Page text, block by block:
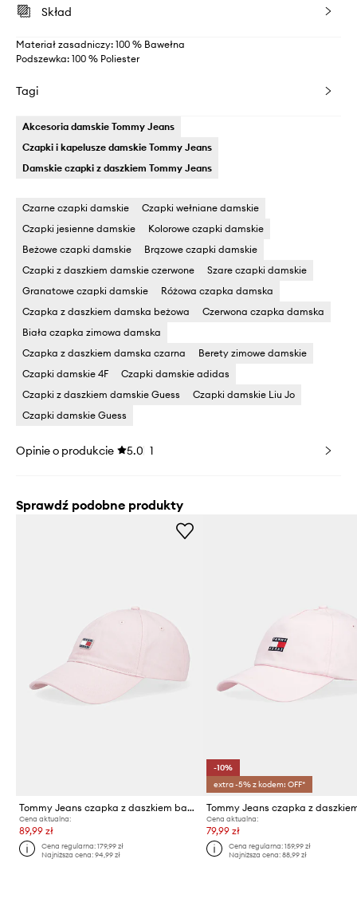
Skład
Materiał zasadniczy: 100 % Bawełna
Podszewka: 100 % Poliester
Tagi
Akcesoria damskie Tommy Jeans
Czapki i kapelusze damskie Tommy Jeans
Damskie czapki z daszkiem Tommy Jeans
Czarne czapki damskie
Czapki wełniane damskie
Czapki jesienne damskie
Kolorowe czapki damskie
Beżowe czapki damskie
Brązowe czapki damskie
Czapki z daszkiem damskie czerwone
Szare czapki damskie
Granatowe czapki damskie
Różowa czapka damska
Czapka z daszkiem damska beżowa
Czerwona czapka damska
Biała czapka zimowa damska
Czapka z daszkiem damska czarna
Berety zimowe damskie
Czapki damskie 4F
Czapki damskie adidas
Czapki z daszkiem damskie Guess
Czapki damskie Liu Jo
Czapki damskie Guess
Opinie o produkcie 5.0 1
Sprawdź podobne produkty
Tommy Jeans czapka z daszkiem bawełniana
Cena aktualna:
89,99 zł
Cena regularna:179,99 zł
Najniższa cena:94,99 zł
-10%
extra -5% z kodem: OFF*
Cena aktualna:
79,99 zł
Cena regularna: 159,99 zł
Najniższa cena: 88,99 zł